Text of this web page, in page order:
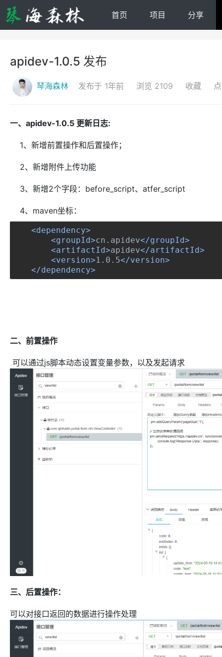
首页 项目 分享
apidev-1.0.5 发布
琴海森林 发布于 1年前 浏览 2109 收藏
一、apidev-1.0.5 更新日志:
1、新增前置操作和后置操作；
2、新增附件上传功能
3、新增2个字段：before_script、atfer_script
4、maven坐标：
<dependency>
<groupId>cn.apidev</groupId>
<artifactId>apidev</artifactId>
<version>1.0.5</version>
</dependency>
二、前置操作
可以通过js脚本动态设置变量参数，以及发起请求
三、后置操作：
可以对接口返回的数据进行操作处理